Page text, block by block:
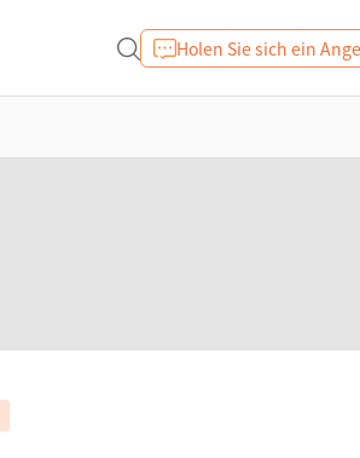
Holen Sie sich ein